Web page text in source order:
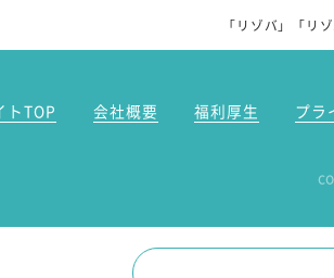
「リゾバ」「リ
トTOP 会社概要 福利厚生 プラ